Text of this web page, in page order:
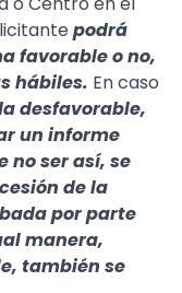
podrá
favorable o no,
hábiles. En caso
desfavorable,
un informe
no ser así, se
de la
por parte
manera,
también se